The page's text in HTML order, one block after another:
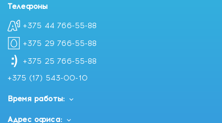
Телефоны
+375 44 766-55-88
+375 29 766-55-88
+375 25 766-55-88
+375 (17) 543-00-10
Время работы:
Адрес офиса: